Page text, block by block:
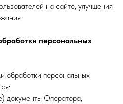
на сайте, улучшения
персональных
обработки персональных
документы Оператора;